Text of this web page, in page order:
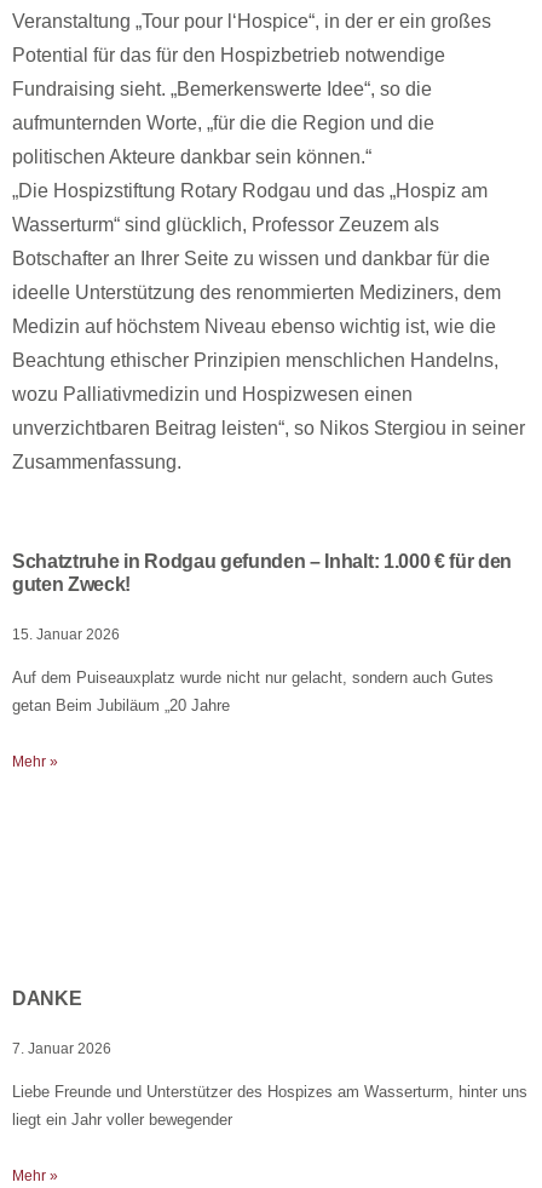
Veranstaltung „Tour pour l‘Hospice“, in der er ein großes
Potential für das für den Hospizbetrieb notwendige
Fundraising sieht. „Bemerkenswerte Idee“, so die
aufmunternden Worte, „für die die Region und die
politischen Akteure dankbar sein können.“
„Die Hospizstiftung Rotary Rodgau und das „Hospiz am
Wasserturm“ sind glücklich, Professor Zeuzem als
Botschafter an Ihrer Seite zu wissen und dankbar für die
ideelle Unterstützung des renommierten Mediziners, dem
Medizin auf höchstem Niveau ebenso wichtig ist, wie die
Beachtung ethischer Prinzipien menschlichen Handelns,
wozu Palliativmedizin und Hospizwesen einen
unverzichtbaren Beitrag leisten“, so Nikos Stergiou in seiner
Zusammenfassung.
Schatztruhe in Rodgau gefunden – Inhalt: 1.000 € für den
guten Zweck!
15. Januar 2026
Auf dem Puiseauxplatz wurde nicht nur gelacht, sondern auch Gutes
getan Beim Jubiläum „20 Jahre
Mehr »
DANKE
7. Januar 2026
Liebe Freunde und Unterstützer des Hospizes am Wasserturm, hinter uns
liegt ein Jahr voller bewegender
Mehr »